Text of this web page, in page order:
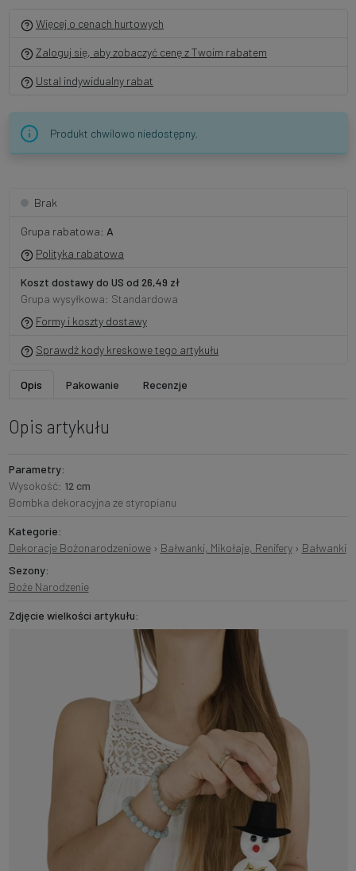
Więcej o cenach hurtowych
Zaloguj się, aby zobaczyć cenę z Twoim rabatem
Ustal indywidualny rabat
Produkt chwilowo niedostępny.
Brak
Grupa rabatowa: A
Polityka rabatowa
Koszt dostawy do US od 26,49 zł
Grupa wysyłkowa: Standardowa
Formy i koszty dostawy
Sprawdź kody kreskowe tego artykułu
Opis Pakowanie Recenzje
Opis artykułu
Parametry:
Wysokość: 12 cm
Bombka dekoracyjna ze styropianu
Kategorie:
Dekoracje Bożonarodzeniowe› Bałwanki, Mikołaje, Renifery› Bałwanki
Sezony:
Boże Narodzenie
Zdjęcie wielkości artykułu: